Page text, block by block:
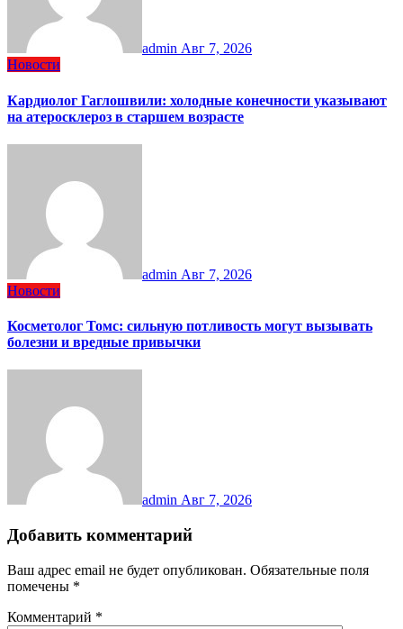
admin Авг 7, 2026
Новости
Кардиолог Гаглошвили: холодные конечности указывают
на атеросклероз в старшем возрасте
admin Авг 7, 2026
Новости
Косметолог Томс: сильную потливость могут вызывать
болезни и вредные привычки
admin Авг 7, 2026
Добавить комментарий
Ваш адрес email не будет опубликован. Обязательные поля
помечены *
Комментарий *